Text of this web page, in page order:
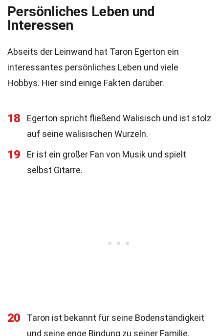
Persönliches Leben und
Interessen
Abseits der Leinwand hat Taron Egerton ein
interessantes persönliches Leben und viele
Hobbys. Hier sind einige Fakten darüber.
18
Egerton spricht fließend Walisisch und ist stolz
auf seine walisischen Wurzeln.
19
Er ist ein großer Fan von Musik und spielt
selbst Gitarre.
20
Taron ist bekannt für seine Bodenständigkeit
und seine enge Bindung zu seiner Familie.